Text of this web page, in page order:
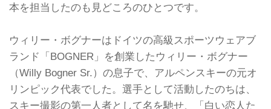
本を担当したのも見どころのひとつです。
ウィリー・ボグナーはドイツの高級スポーツウェアブ
ランド「BOGNER」を創業したウィリー・ボグナー
（Willy Bogner Sr.）の息子で、アルペンスキーの元オ
リンピック代表でした。選手として活動したのちは、
スキー撮影の第一人者として名を馳せ、「白い恋人た